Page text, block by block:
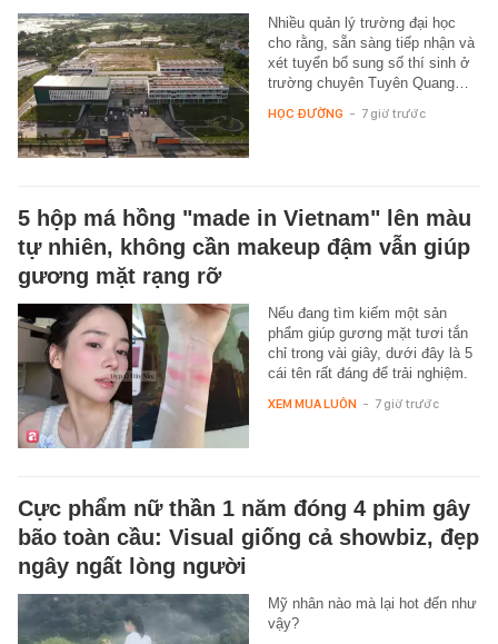
Nhiều quản lý trường đại học
cho rằng, sẵn sàng tiếp nhận và
xét tuyển bổ sung số thí sinh ở
trường chuyên Tuyên Quang…
HỌC ĐƯỜNG - 7 giờ trước
5 hộp má hồng "made in Vietnam" lên màu
tự nhiên, không cần makeup đậm vẫn giúp
gương mặt rạng rỡ
Nếu đang tìm kiếm một sản
phẩm giúp gương mặt tươi tắn
chỉ trong vài giây, dưới đây là 5
cái tên rất đáng để trải nghiệm.
XEM MUA LUÔN - 7 giờ trước
Cực phẩm nữ thần 1 năm đóng 4 phim gây
bão toàn cầu: Visual giống cả showbiz, đẹp
ngây ngất lòng người
Mỹ nhân nào mà lại hot đến như
vậy?